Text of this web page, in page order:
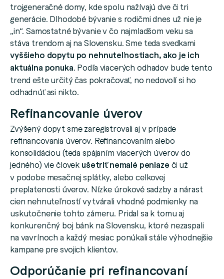
trojgeneračné domy, kde spolu nažívajú dve či tri
generácie. Dlhodobé bývanie s rodičmi dnes už nie je
„in“. Samostatné bývanie v čo najmladšom veku sa
stáva trendom aj na Slovensku. Sme teda svedkami
vyššieho dopytu po nehnuteľnostiach, ako je ich
aktuálna ponuka. Podľa viacerých odhadov bude tento
trend ešte určitý čas pokračovať, no nedovolí si ho
odhadnúť asi nikto.
Refinancovanie úverov
Zvýšený dopyt sme zaregistrovali aj v prípade
refinancovania úverov. Refinancovaním alebo
konsolidáciou (teda spájaním viacerých úverov do
jedného) vie človek ušetriť nemalé peniaze či už
v podobe mesačnej splátky, alebo celkovej
preplatenosti úverov. Nízke úrokové sadzby a nárast
cien nehnuteľností vytvárali vhodné podmienky na
uskutočnenie tohto zámeru. Pridal sa k tomu aj
konkurenčný boj bánk na Slovensku, ktoré nezaspali
na vavrínoch a každý mesiac ponúkali stále výhodnejšie
kampane pre svojich klientov.
Odporúčanie pri refinancovaní